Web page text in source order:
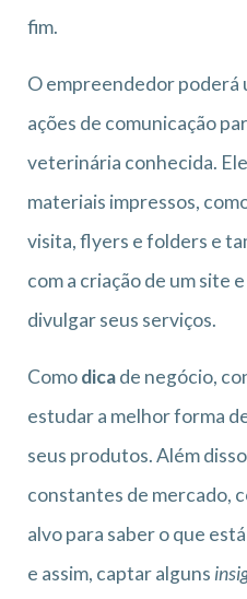
fim.
O empreendedor poderá
ações de comunicação
veterinária conhecida.
materiais impressos,
visita, flyers e folders e
com a criação de um site
divulgar seus serviços.
Comodicade negócio,
estudar a melhor forma
seus produtos. Além
constantes de mercado,
alvo para saber o que
e assim, captar alguns